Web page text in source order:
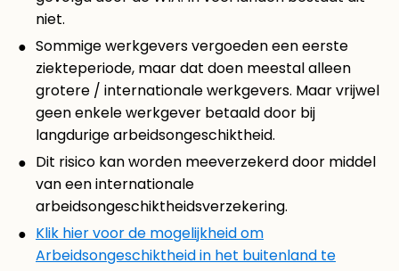
niet.
Sommige werkgevers vergoeden een eerste
ziekteperiode, maar dat doen meestal alleen
grotere / internationale werkgevers. Maar vrijwel
geen enkele werkgever betaald door bij
langdurige arbeidsongeschiktheid.
Dit risico kan worden meeverzekerd door middel
van een internationale
arbeidsongeschiktheidsverzekering.
Klik hier voor de mogelijkheid om
Arbeidsongeschiktheid in het buitenland te